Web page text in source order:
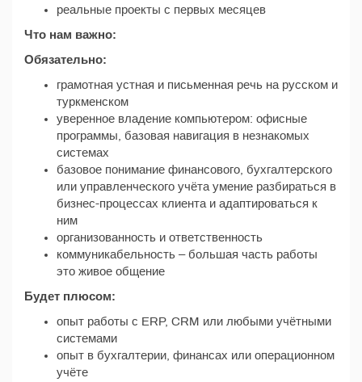
реальные проекты с первых месяцев
Что нам важно:
Обязательно:
грамотная устная и письменная речь на русском и
туркменском
уверенное владение компьютером: офисные
программы, базовая навигация в незнакомых
системах
базовое понимание финансового, бухгалтерского
или управленческого учёта умение разбираться в
бизнес-процессах клиента и адаптироваться к
ним
организованность и ответственность
коммуникабельность – большая часть работы
это живое общение
Будет плюсом:
опыт работы с ERP, CRM или любыми учётными
системами
опыт в бухгалтерии, финансах или операционном
учёте